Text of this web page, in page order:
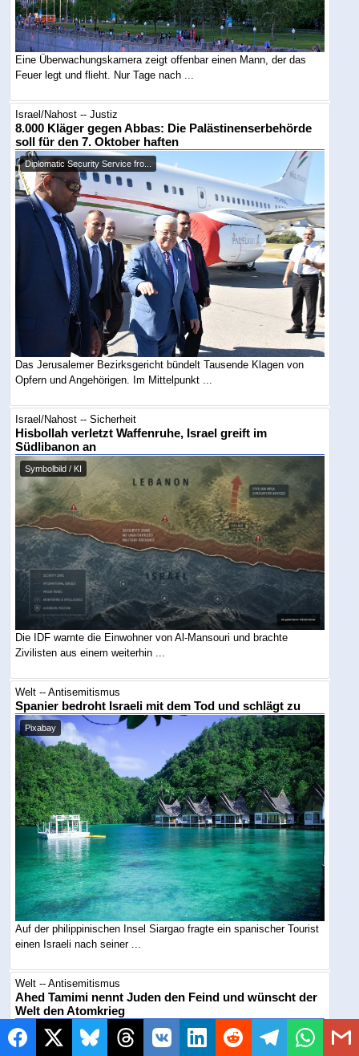
Eine Überwachungskamera zeigt offenbar einen Mann, der das
Feuer legt und flieht. Nur Tage nach ...
Israel/Nahost -- Justiz
8.000 Kläger gegen Abbas: Die Palästinenserbehörde
soll für den 7. Oktober haften
Diplomatic Security Service fro...
Das Jerusalemer Bezirksgericht bündelt Tausende Klagen von
Opfern und Angehörigen. Im Mittelpunkt ...
Israel/Nahost -- Sicherheit
Hisbollah verletzt Waffenruhe, Israel greift im
Südlibanon an
Symbolbild / KI
Die IDF warnte die Einwohner von Al-Mansouri und brachte
Zivilisten aus einem weiterhin ...
Welt -- Antisemitismus
Spanier bedroht Israeli mit dem Tod und schlägt zu
Pixabay
Auf der philippinischen Insel Siargao fragte ein spanischer Tourist
einen Israeli nach seiner ...
Welt -- Antisemitismus
Ahed Tamimi nennt Juden den Feind und wünscht der
Welt den Atomkrieg
Symbolbild / KI